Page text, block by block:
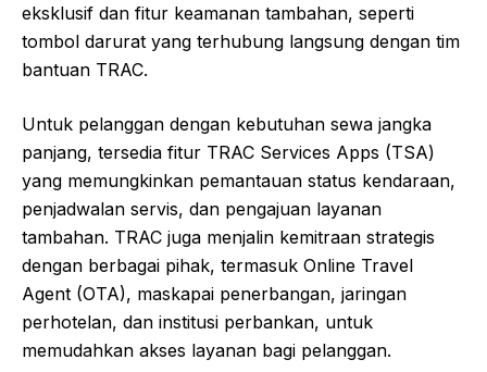
eksklusif dan fitur keamanan tambahan, seperti
tombol darurat yang terhubung langsung dengan tim
bantuan TRAC.
Untuk pelanggan dengan kebutuhan sewa jangka
panjang, tersedia fitur TRAC Services Apps (TSA)
yang memungkinkan pemantauan status kendaraan,
penjadwalan servis, dan pengajuan layanan
tambahan. TRAC juga menjalin kemitraan strategis
dengan berbagai pihak, termasuk Online Travel
Agent (OTA), maskapai penerbangan, jaringan
perhotelan, dan institusi perbankan, untuk
memudahkan akses layanan bagi pelanggan.